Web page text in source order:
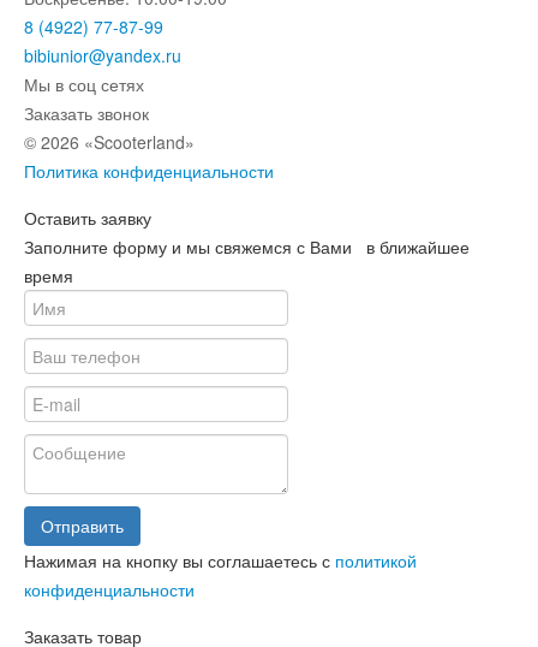
8 (4922) 77-87-99
bibiunior@yandex.ru
Мы в соц сетях
Заказать звонок
© 2026 «Scooterland»
Политика конфиденциальности
Оставить заявку
Заполните форму и мы свяжемся с Вами в ближайшее
время
Отправить
Нажимая на кнопку вы соглашаетесь с политикой
конфиденциальности
Заказать товар